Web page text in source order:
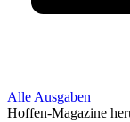
Alle Ausgaben
Hoffen-Magazine